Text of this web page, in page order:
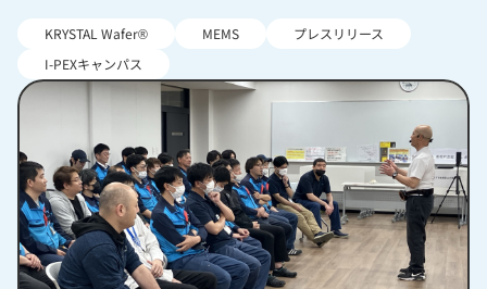
KRYSTAL Wafer® MEMS
プレスリリース
I-PEXキャンパス